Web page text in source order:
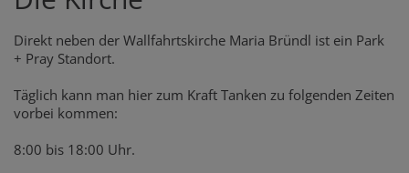
Direkt neben der Wallfahrtskirche Maria Bründl ist ein Park
+ Pray Standort.
Täglich kann man hier zum Kraft Tanken zu folgenden Zeiten
vorbei kommen:
8:00 bis 18:00 Uhr.